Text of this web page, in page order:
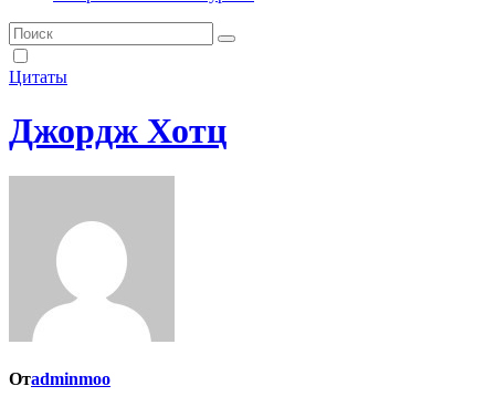
Цитаты
Джордж Хотц
Отadminmoo